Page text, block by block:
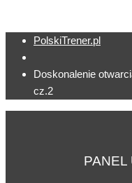
PolskiTrener.pl
Doskonalenie
cz.2
PANEL